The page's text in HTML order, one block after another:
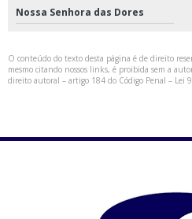
Nossa Senhora das Dores
O conteúdo do texto desta página é de direito
mesmo citando nossos links, é proibida sem a
direito autoral – artigo 184 do Código Penal – Lei